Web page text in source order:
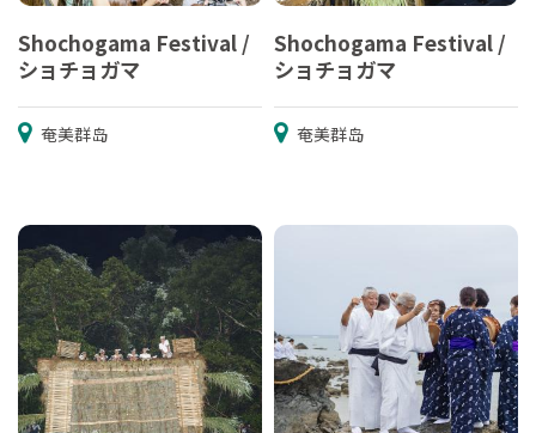
Shochogama Festival /
ショチョガマ
奄美群岛
Shochogama Festival /
ショチョガマ
奄美群岛